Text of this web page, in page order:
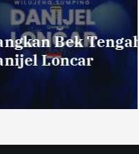
Tengah Asal